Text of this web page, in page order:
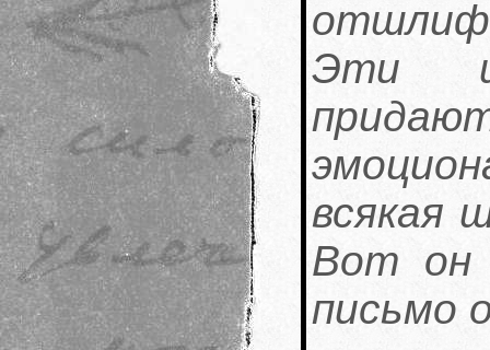
Эти
всякая
Вот он
письмо